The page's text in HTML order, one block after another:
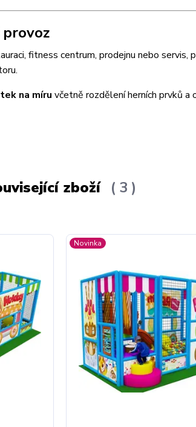
fitness centrum, prodejnu nebo servis,
na míru včetně rozdělení herních prvků a
zboží 3
Novinka